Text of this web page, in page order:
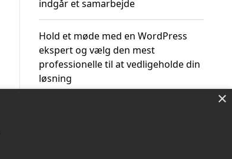
indgår et samarbejde
Hold et møde med en WordPress
ekspert og vælg den mest
professionelle til at vedligeholde din
løsning
×